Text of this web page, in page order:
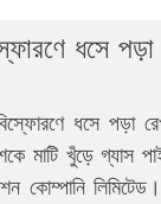
ধসে
ধসে পড়া
মাটি খুঁড়ে গ্যাস
কোম্পানি